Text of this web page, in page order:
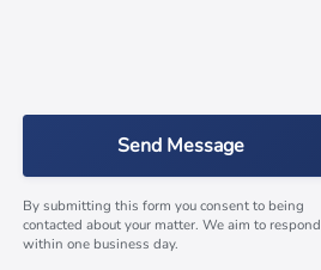
Send Message
By submitting this form you consent to being
contacted about your matter. We aim to respond
within one business day.